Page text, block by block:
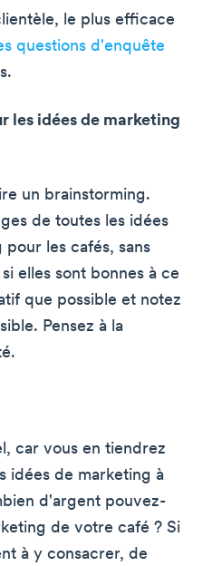
le plus efficace
questions d'enquête
les idées de marketing
un brainstorming.
de toutes les idées
les cafés, sans
elles sont bonnes à ce
que possible et notez
Pensez à la
car vous en tiendrez
idées de marketing à
d'argent pouvez-
de votre café ? Si
à y consacrer, de